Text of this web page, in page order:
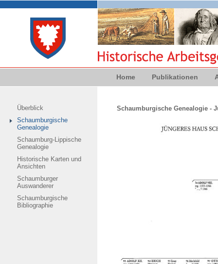
Home Publikationen
Überblick
Schaumburgische
Genealogie
Schaumburg-Lippische
Genealogie
Historische Karten und
Ansichten
Schaumburger
Auswanderer
Schaumburgische
Bibliographie
Schaumburgische Genealogie -